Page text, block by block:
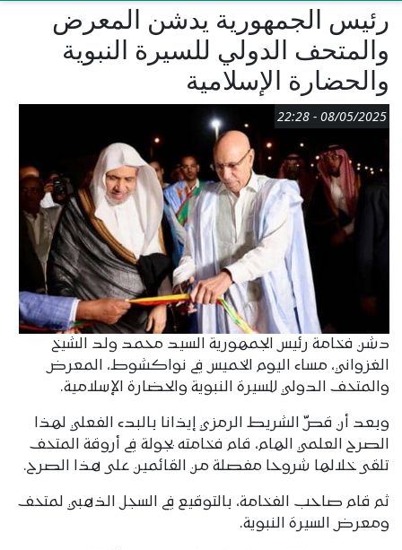
رئيس الجمهورية يدشن المعرض
والمتحف الدولي للسيرة النبوية
والحضارة الإسلامية
08/05/2025 - 22:28
دشن فخامة رئيس الجمهورية السيد محمد ولد الشيخ
الغزواني، مساء اليوم الخميس في نواكشوط، المعرض
والمتحف الدولي للسيرة النبوية والحضارة الإسلامية.
وبعد أن قصّ الشريط الرمزي إيذانا بالبدء الفعلي لهذا
الصرح العلمي الهام، قام فخامته بجولة في أروقة المتحف
تلقى خلالها شروحا مفصلة من القائمين على هذا الصرح.
ثم قام صاحب الفخامة، بالتوقيع في السجل الذهبي لمتحف
ومعرض السيرة النبوية.